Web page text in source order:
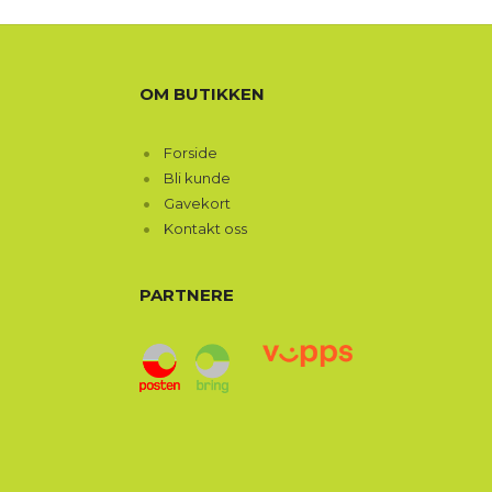
OM BUTIKKEN
Forside
Bli kunde
Gavekort
Kontakt oss
PARTNERE